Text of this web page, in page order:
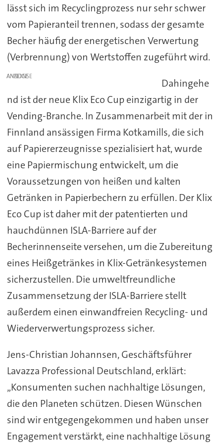
lässt sich im Recyclingprozess nur sehr schwer
vom Papieranteil trennen, sodass der gesamte
Becher häufig der energetischen Verwertung
(Verbrennung) von Wertstoffen zugeführt wird.
ANZEIGE
Dahingehe
nd ist der neue Klix Eco Cup einzigartig in der
Vending-Branche. In Zusammenarbeit mit der in
Finnland ansässigen Firma Kotkamills, die sich
auf Papiererzeugnisse spezialisiert hat, wurde
eine Papiermischung entwickelt, um die
Voraussetzungen von heißen und kalten
Getränken in Papierbechern zu erfüllen. Der Klix
Eco Cup ist daher mit der patentierten und
hauchdünnen ISLA-Barriere auf der
Becherinnenseite versehen, um die Zubereitung
eines Heißgetränkes in Klix-Getränkesystemen
sicherzustellen. Die umweltfreundliche
Zusammensetzung der ISLA-Barriere stellt
außerdem einen einwandfreien Recycling- und
Wiederverwertungsprozess sicher.
Jens-Christian Johannsen, Geschäftsführer
Lavazza Professional Deutschland, erklärt:
„Konsumenten suchen nachhaltige Lösungen,
die den Planeten schützen. Diesen Wünschen
sind wir entgegengekommen und haben unser
Engagement verstärkt, eine nachhaltige Lösung